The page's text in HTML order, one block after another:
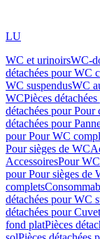
LU
WC et urinoirsWC-
détachées pour WC
WC suspendusWC
WCPièces
détachées pour Pour
détachées pour
pour Pour WC
Pour sièges de WC
AccessoiresPour
pour Pour sièges de
complets
détachées pour WC
détachées pour
fond platPièces